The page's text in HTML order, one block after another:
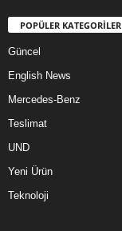
POPÜLER KATEGORİLER
Güncel
English News
Mercedes-Benz
Teslimat
UND
Yeni Ürün
Teknoloji